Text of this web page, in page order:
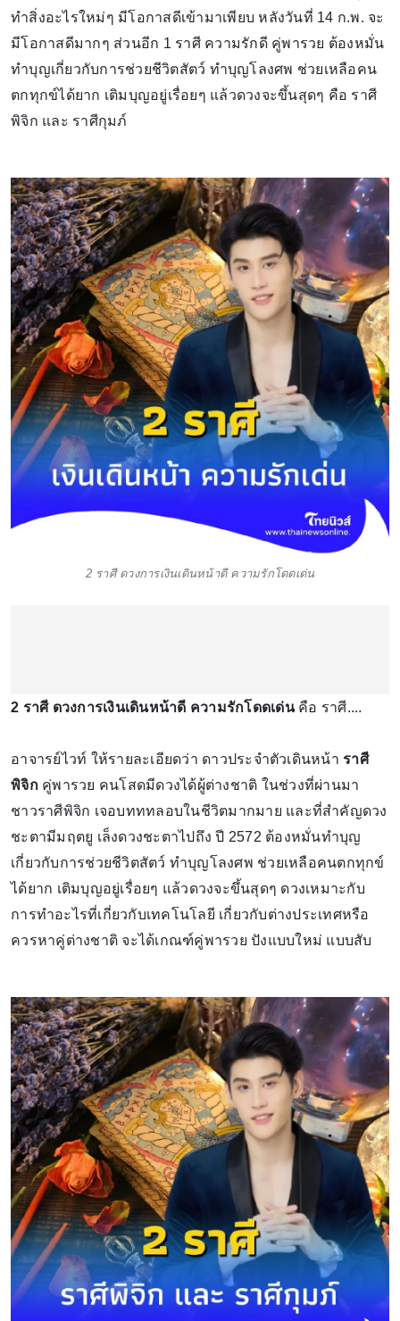
ทำสิ่งอะไรใหม่ๆ มีโอกาสดีเข้ามาเพียบ หลังวันที่ 14 ก.พ. จะ
มีโอกาสดีมากๆ ส่วนอีก 1 ราศี ความรักดี คู่พารวย ต้องหมั่น
ทำบุญเกี่ยวกับการช่วยชีวิตสัตว์ ทำบุญโลงศพ ช่วยเหลือคน
ตกทุกข์ได้ยาก เติมบุญอยู่เรื่อยๆ แล้วดวงจะขึ้นสุดๆ คือ ราศี
พิจิก และ ราศีกุมภ์
2 ราศี ดวงการเงินเดินหน้าดี ความรักโดดเด่น
2 ราศี ดวงการเงินเดินหน้าดี ความรักโดดเด่นคือ ราศี....
อาจารย์ไวท์ ให้รายละเอียดว่า ดาวประจำตัวเดินหน้า ราศี
พิจิกคู่พารวย คนโสดมีดวงได้ผู้ต่างชาติ ในช่วงที่ผ่านมา
ชาวราศีพิจิก เจอบทททลอบในชีวิตมากมาย และที่สำคัญดวง
ชะตามีมฤตยู เล็งดวงชะตาไปถึง ปี 2572 ต้องหมั่นทำบุญ
เกี่ยวกับการช่วยชีวิตสัตว์ ทำบุญโลงศพ ช่วยเหลือคนตกทุกข์
ได้ยาก เติมบุญอยู่เรื่อยๆ แล้วดวงจะขึ้นสุดๆ ดวงเหมาะกับ
การทำอะไรที่เกี่ยวกับเทคโนโลยี เกี่ยวกับต่างประเทศหรือ
ควรหาคู่ต่างชาติ จะได้เกณฑ์คู่พารวย ปังแบบใหม่ แบบสับ